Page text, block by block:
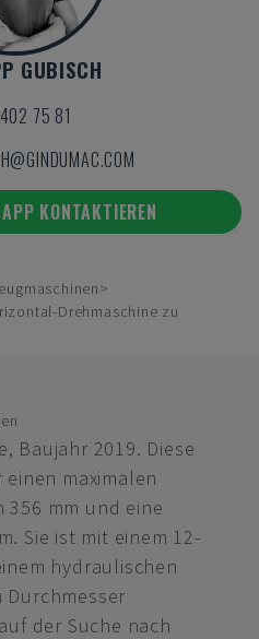
GUBISCH
75 81
KONTAKTIEREN
Drehmaschine zu
Baujahr 2019. Diese
einen maximalen
mm und eine
Sie ist mit einem 12-
hydraulischen
der Suche nach